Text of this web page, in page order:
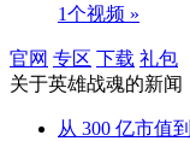
1个视频 »
官网 专区 下载 礼包
关于英雄战魂的新闻
从 300 亿市值